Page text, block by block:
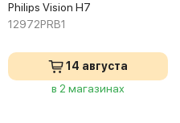
Philips Vision H7
12972PRB1
14 августа
в 2 магазинах